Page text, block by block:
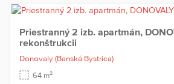
Priestranný 2 izb. apartmán,
rekonštrukcii
Donovaly (Banská Bystrica)
64 m2